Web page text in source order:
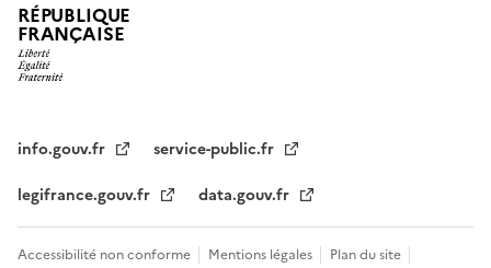
RÉPUBLIQUE
FRANÇAISE
info.gouv.fr
service-public.fr
legifrance.gouv.fr
data.gouv.fr
Accessibilité non conforme Mentions légales Plan du site